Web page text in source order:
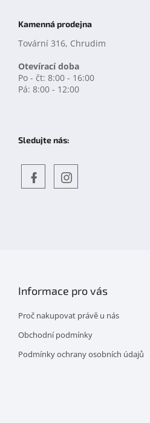
Kamenná prodejna
Tovární 316, Chrudim
Otevírací doba
Po - čt: 8:00 - 16:00
Pá: 8:00 - 12:00
Sledujte nás:
Informace pro vás
Proč nakupovat právě u nás
Obchodní podmínky
Podmínky ochrany osobních údajů